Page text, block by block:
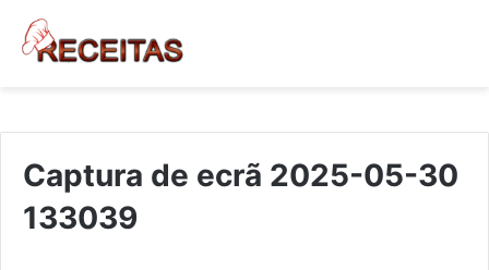
Captura de ecrã 2025-05-30
133039